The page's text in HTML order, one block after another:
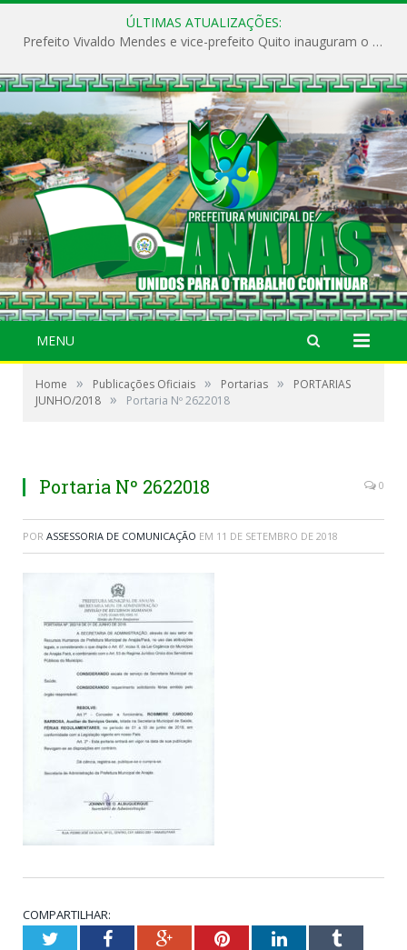
ÚLTIMAS ATUALIZAÇÕES:
Prefeito Vivaldo Mendes e vice-prefeito Quito inauguram o CAPS e fortalecem a saúde pública em Anajás.
MENU
Home » Publicações Oficiais » Portarias »
PORTARIAS
JUNHO/2018 » Portaria Nº 2622018
Portaria Nº 2622018 0
POR ASSESSORIA DE COMUNICAÇÃO EM 11 DE SETEMBRO DE 2018
COMPARTILHAR:
TwitterFacebookGoogle+PinterestLinkedInTumblr